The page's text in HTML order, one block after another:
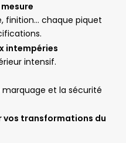
finition… chaque piquet
intempéries
intensif.
marquage et la sécurité
vos transformations du